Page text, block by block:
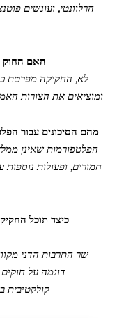
הרלוונטי, ועונשים
האם החוק
לא, החקיקה מפרטת
ומוציאים את הצורות
מהם הסיכונים עבור
הפלטפורמות שאינן
חמורים, ופעולות
כיצד תוכל
שר התרבות הדני
דוגמה על
קולקטיבית